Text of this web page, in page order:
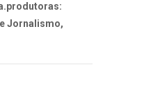
Jornalismo,